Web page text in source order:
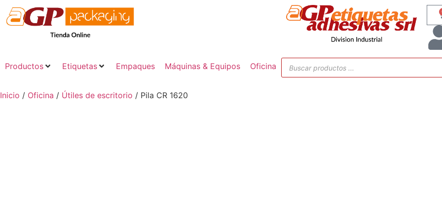
Productos Etiquetas Empaques Máquinas & Equipos Oficina
Inicio / Oficina / Útiles de escritorio / Pila CR 1620